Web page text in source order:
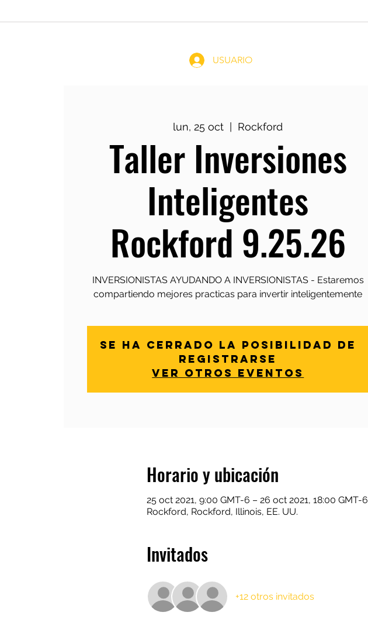
USUARIO
lun, 25 oct Rockford
Taller Inversiones
Inteligentes
Rockford 9.25.26
INVERSIONISTAS AYUDANDO A INVERSIONISTAS - Estaremos
compartiendo mejores practicas para invertir inteligentemente
Se ha cerrado la posibilidad de
registrarse
Ver otros eventos
Horario y ubicación
25 oct 2021, 9:00 GMT-6 – 26 oct 2021, 18:00 GMT-6
Rockford, Rockford, Illinois, EE. UU.
Invitados
+12 otros invitados